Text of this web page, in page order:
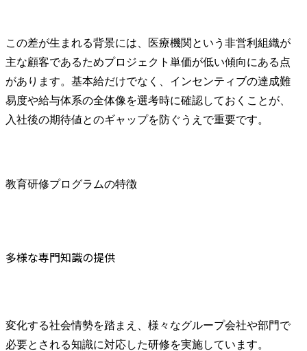
この差が生まれる背景には、医療機関という非営利組織が
主な顧客であるためプロジェクト単価が低い傾向にある点
があります。基本給だけでなく、インセンティブの達成難
易度や給与体系の全体像を選考時に確認しておくことが、
入社後の期待値とのギャップを防ぐうえで重要です。
教育研修プログラムの特徴
多様な専門知識の提供
変化する社会情勢を踏まえ、様々なグループ会社や部門で
必要とされる知識に対応した研修を実施しています。